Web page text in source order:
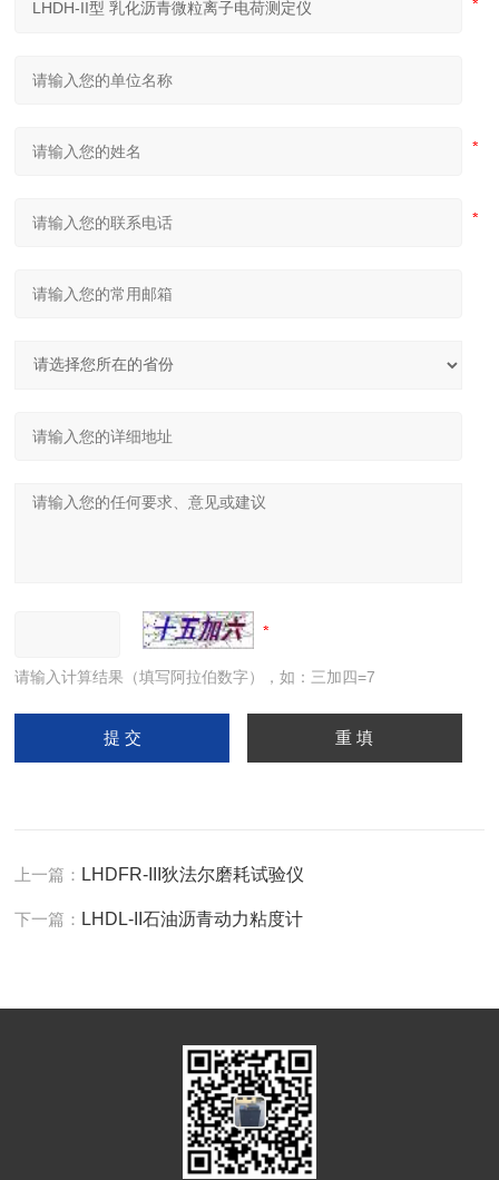
请输入计算结果（填写阿拉伯数字），如：三加四=7
上一篇： LHDFR-III狄法尔磨耗试验仪
下一篇： LHDL-II石油沥青动力粘度计